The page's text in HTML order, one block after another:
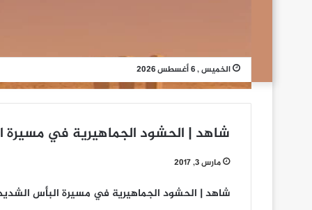
الخميس , 6 أغسطس 2026
شاهد | الحشود الجماهيرية في مسيرة
مارس 3, 2017
شاهد | الحشود الجماهيرية في مسيرة البأس